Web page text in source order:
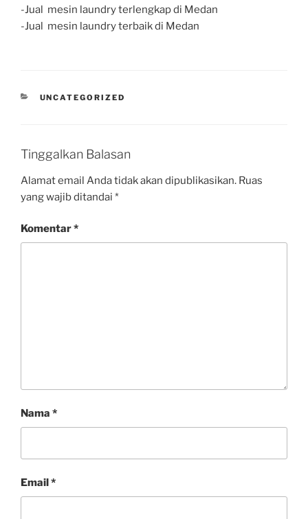
-Jual mesin laundry terlengkap di Medan
-Jual mesin laundry terbaik di Medan
UNCATEGORIZED
Tinggalkan Balasan
Alamat email Anda tidak akan dipublikasikan. Ruas
yang wajib ditandai *
Komentar*
Nama *
Email*